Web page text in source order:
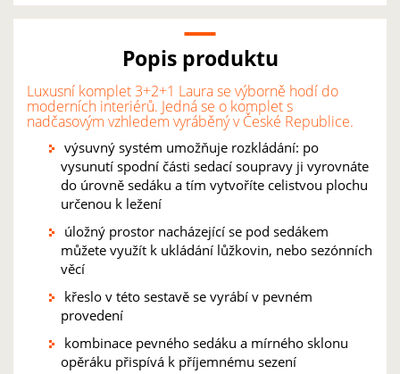
Popis produktu
Luxusní komplet 3+2+1 Laura se výborně hodí do
moderních interiérů. Jedná se o komplet s
nadčasovým vzhledem vyráběný v České Republice.
výsuvný systém umožňuje rozkládání: po
vysunutí spodní části sedací soupravy ji vyrovnáte
do úrovně sedáku a tím vytvoříte celistvou plochu
určenou k ležení
úložný prostor nacházející se pod sedákem
můžete využít k ukládání lůžkovin, nebo sezónních
věcí
křeslo v této sestavě se vyrábí v pevném
provedení
kombinace pevného sedáku a mírného sklonu
opěráku přispívá k příjemnému sezení